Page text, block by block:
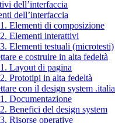
dell’interfaccia
dell’interfaccia
Elementi di composizione
Elementi interattivi
Elementi testuali (microtesti)
e costruire in alta fedeltà
Layout di pagina
Prototipi in alta fedeltà
con il design system .italia
Documentazione
Benefici del design system
Risorse operative